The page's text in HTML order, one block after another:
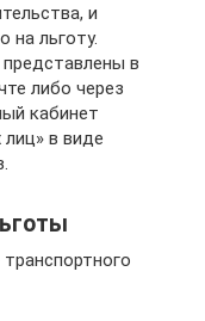
и
на льготу.
в
либо через
кабинет
в виде